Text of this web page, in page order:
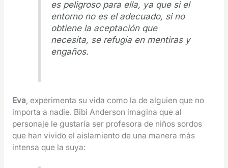
es peligroso para ella, ya que si el
entorno no es el adecuado, si no
obtiene la aceptación que
necesita, se refugia en mentiras y
engaños.
Eva, experimenta su vida como la de alguien que no
importa a nadie. Bibi Anderson imagina que al
personaje le gustaría ser profesora de niños sordos
que han vivido el aislamiento de una manera más
intensa que la suya: